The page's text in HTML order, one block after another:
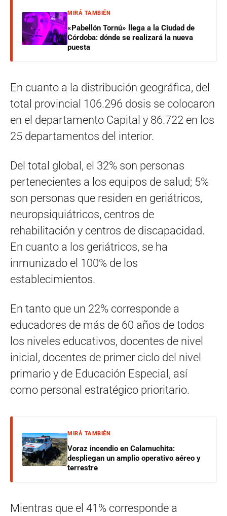
MIRÁ TAMBIÉN
«Pabellón Tornú» llega a la Ciudad de
Córdoba: dónde se realizará la nueva
puesta
En cuanto a la distribución geográfica, del
total provincial 106.296 dosis se colocaron
en el departamento Capital y 86.722 en los
25 departamentos del interior.
Del total global, el 32% son personas
pertenecientes a los equipos de salud; 5%
son personas que residen en geriátricos,
neuropsiquiátricos, centros de
rehabilitación y centros de discapacidad.
En cuanto a los geriátricos, se ha
inmunizado el 100% de los
establecimientos.
En tanto que un 22% corresponde a
educadores de más de 60 años de todos
los niveles educativos, docentes de nivel
inicial, docentes de primer ciclo del nivel
primario y de Educación Especial, así
como personal estratégico prioritario.
MIRÁ TAMBIÉN
Voraz incendio en Calamuchita:
despliegan un amplio operativo aéreo y
terrestre
Mientras que el 41% corresponde a